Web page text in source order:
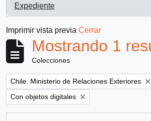
Expediente
, 1 resultados
Imprimir vista previa Cerrar
Mostrando 1
Colecciones
Remove filter:
Chile. Ministerio de Relaciones Exteriores
Remove filter:
Con objetos digitales